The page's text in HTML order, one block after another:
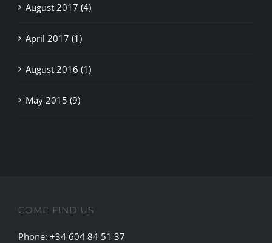
August 2017 (4)
April 2017 (1)
August 2016 (1)
May 2015 (9)
COME FIND US
Phone: +34 604 84 51 37